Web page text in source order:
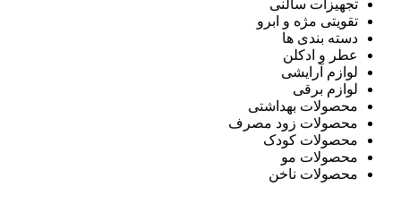
تجهیزات سالنی
تقویتی مژه و ابرو
دسته بندی ها
عطر و ادکلن
لوازم آرایشی
لوازم برقی
محصولات بهداشتی
محصولات زود مصرف
محصولات کودک
محصولات مو
محصولات ناخن